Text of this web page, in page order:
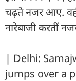
चढ़ते नजर आए. वहीं
नारेबाजी करतीं
| Delhi:
jumps over a